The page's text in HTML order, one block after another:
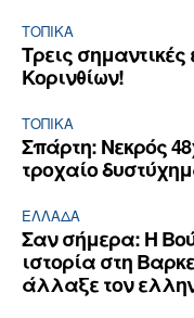
ΤΟΠΙΚΑ
Τρεις σημαντικές
Κορινθίων!
ΤΟΠΙΚΑ
Σπάρτη: Νεκρός
τροχαίο
ΕΛΛΆΔΑ
Σαν σήμερα: Η
ιστορία στη
άλλαξε τον